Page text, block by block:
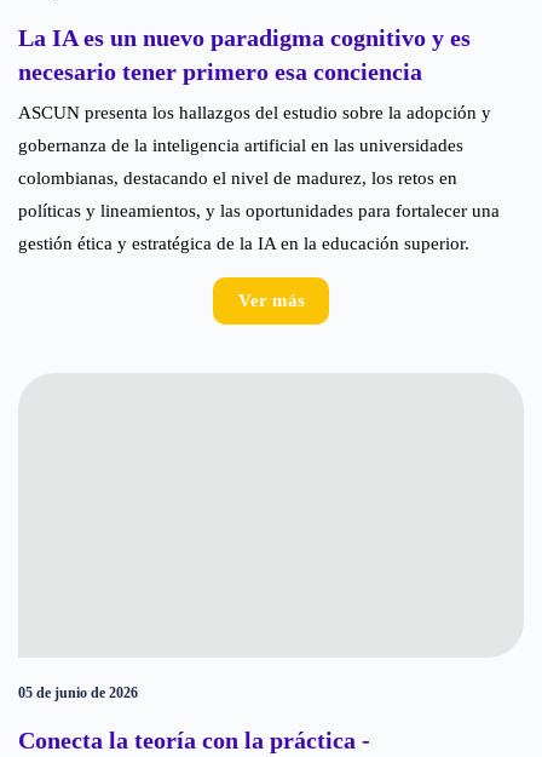
La IA es un nuevo paradigma cognitivo y es
necesario tener primero esa conciencia
ASCUN presenta los hallazgos del estudio sobre la adopción y
gobernanza de la inteligencia artificial en las universidades
colombianas, destacando el nivel de madurez, los retos en
políticas y lineamientos, y las oportunidades para fortalecer una
gestión ética y estratégica de la IA en la educación superior.
Ver más
05 de junio de 2026
Conecta la teoría con la práctica -